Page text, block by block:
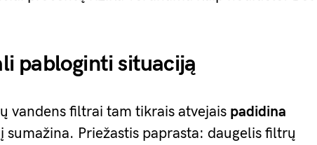
pabloginti situaciją
vandens filtrai tam tikrais atvejais padidina
sumažina. Priežastis paprasta: daugelis filtrų